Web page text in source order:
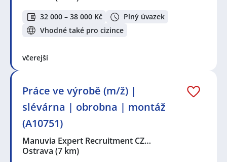
32 000 – 38 000 Kč
Plný úvazek
Vhodné také pro cizince
včerejší
Práce ve výrobě (m/ž) |
slévárna | obrobna | montáž
(A10751)
Manuvia Expert Recruitment CZ…
Ostrava (7 km)